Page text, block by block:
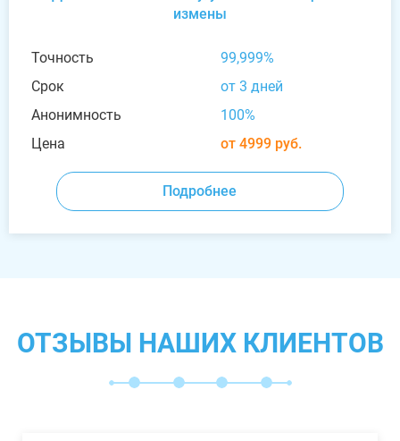
измены
Точность
99,999%
Срок
от 3 дней
Анонимность
100%
Цена
от 4999 руб.
Подробнее
ОТЗЫВЫ НАШИХ КЛИЕНТОВ